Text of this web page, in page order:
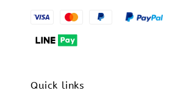
Quick links